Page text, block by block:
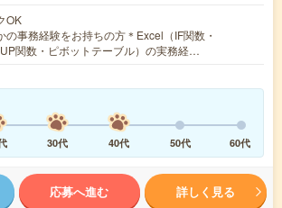
OK
の事務経験をお持ちの方＊Excel（IF関数・
関数・ピボットテーブル）の実務経…
30代 40代 50代 60代
応募へ進む 詳しく見る